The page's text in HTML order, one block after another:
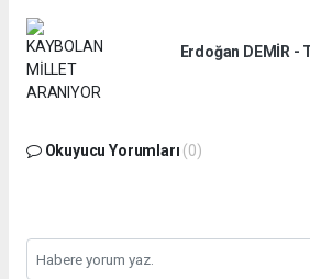
Erdoğan DEMİR -
Okuyucu Yorumları (0)